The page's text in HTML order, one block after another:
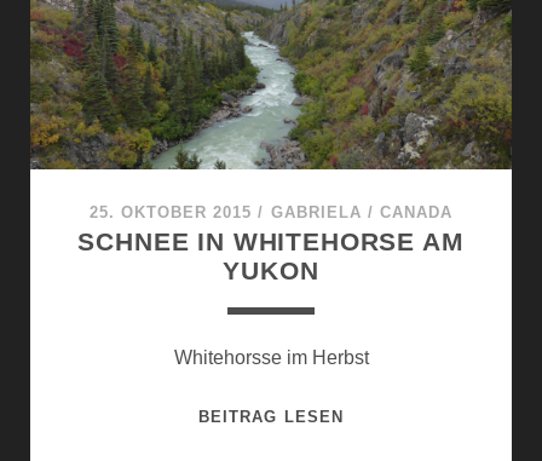
25. OKTOBER 2015 / GABRIELA / CANADA
SCHNEE IN WHITEHORSE AM
YUKON
Whitehorsse im Herbst
BEITRAG LESENSCHNEE